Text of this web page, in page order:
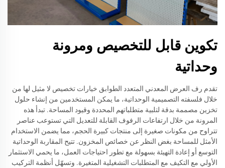
تكوين قابل للتخصيص ومرونة
وحداتية
تقدم رف العرض المعدني المتعدد الطوابق خيارات تخصيص لا مثيل لها من
خلال فلسفته التصميمية الوحداتية، ما يمكن المستخدمين من إنشاء حلول
تخزين مصممة بدقة لتلبية متطلباتهم المحددة وقيود المساحة. تبدأ هذه
المرونة من خلال ارتفاعات الرفوف القابلة للتعديل التي تستوعب عناصر
تتراوح من مكونات صغيرة إلى منتجات كبيرة الحجم، مما يضمن الاستخدام
الأمثل للمساحة بغض النظر عن خصائص المخزون. تتيح المقاربة الوحداتية
التوسع أو إعادة التهيئة بسهولة مع تطور احتياجات العمل، ما يحمي الاستثمار
الأولي مع التكيف مع المتطلبات التشغيلية المتغيرة. وتسهّل أنظمة التركيب